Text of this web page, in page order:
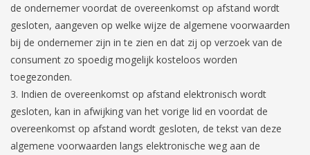
de ondernemer voordat de overeenkomst op afstand wordt
gesloten, aangeven op welke wijze de algemene voorwaarden
bij de ondernemer zijn in te zien en dat zij op verzoek van de
consument zo spoedig mogelijk kosteloos worden
toegezonden.
Indien de overeenkomst op afstand elektronisch wordt
gesloten, kan in afwijking van het vorige lid en voordat de
overeenkomst op afstand wordt gesloten, de tekst van deze
algemene voorwaarden langs elektronische weg aan de